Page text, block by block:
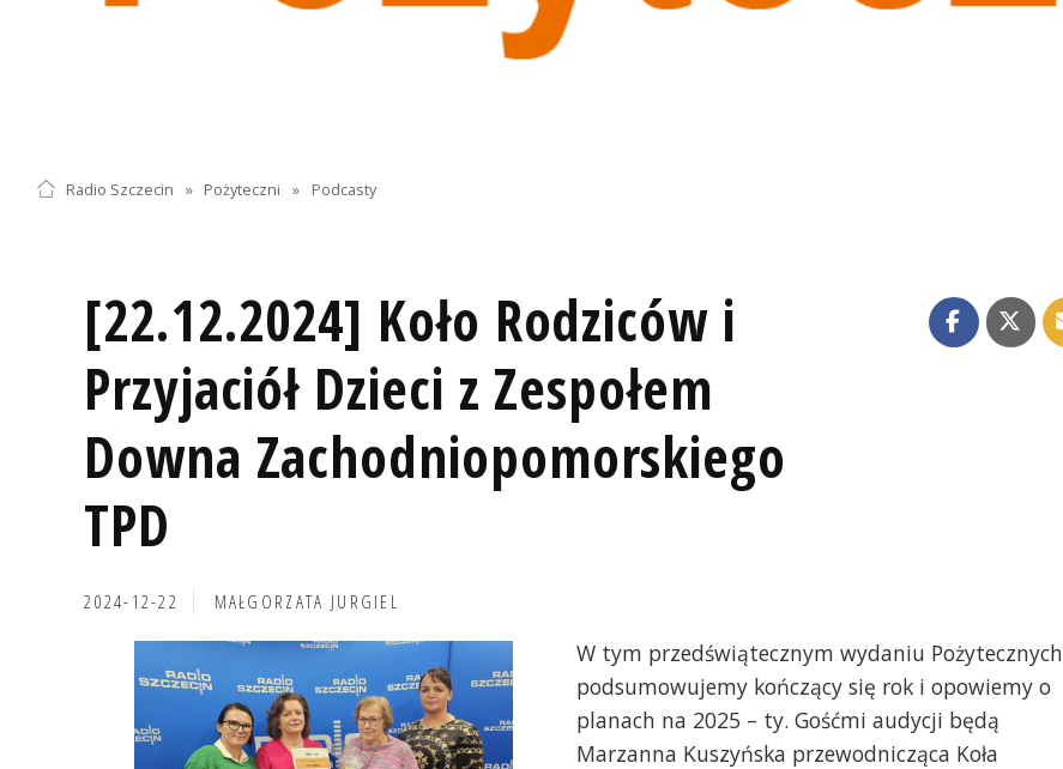
Radio Szczecin » Pożyteczni » Podcasty
[22.12.2024] Koło Rodziców i
Przyjaciół Dzieci z Zespołem
Downa Zachodniopomorskiego
TPD
2024-12-22 MAŁGORZATA JURGIEL
W tym przedświątecznym wydaniu Pożytecznych
podsumowujemy kończący się rok i opowiemy o
planach na 2025 – ty. Gośćmi audycji będą
Marzanna Kuszyńska przewodnicząca Koła